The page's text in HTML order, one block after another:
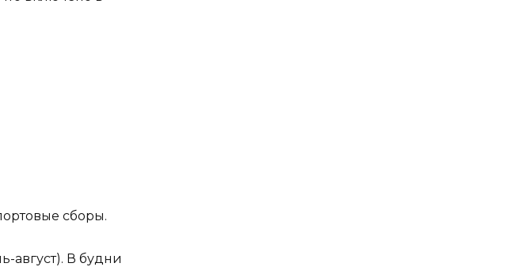
сборы.
август). В будни